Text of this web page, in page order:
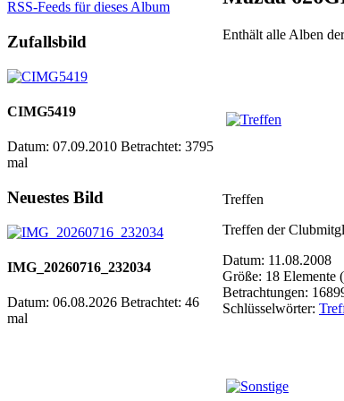
RSS-Feeds für dieses Album
Zufallsbild
CIMG5419
Datum: 07.09.2010 Betrachtet: 3795
mal
Neuestes Bild
IMG_20260716_232034
Datum: 06.08.2026 Betrachtet: 46
mal
Enthält alle Alben
Treffen
Treffen der
Datum: 11.08.2008
Größe: 18 Elemente
Betrachtungen:
Schlüsselwörter: